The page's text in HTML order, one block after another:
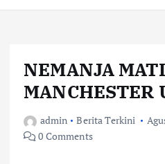
NEMANJA
MANCHESTER
admin Berita Terkini
0 Comments